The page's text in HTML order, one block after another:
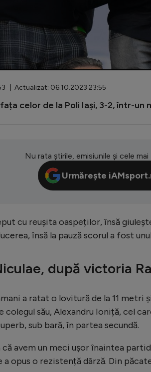
| Actualizat: 06.10.2023 23:55
celor de la Poli Iași, 3-2, într-un
Nu rata știrile, emisiunile și cele
Urmărește
cu reușita oaspeților, însă
însă la pauză scorul a fost
după victoria
a ratat o lovitură de la 11 metri
colegul său, Alexandru Ioniță, cel
sub bară, în partea secundă.
că avem un meci ușor înaintea
a opus o rezistență dârză. Din